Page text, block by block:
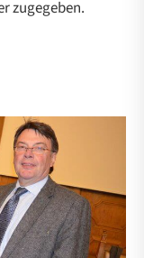
zugegeben.